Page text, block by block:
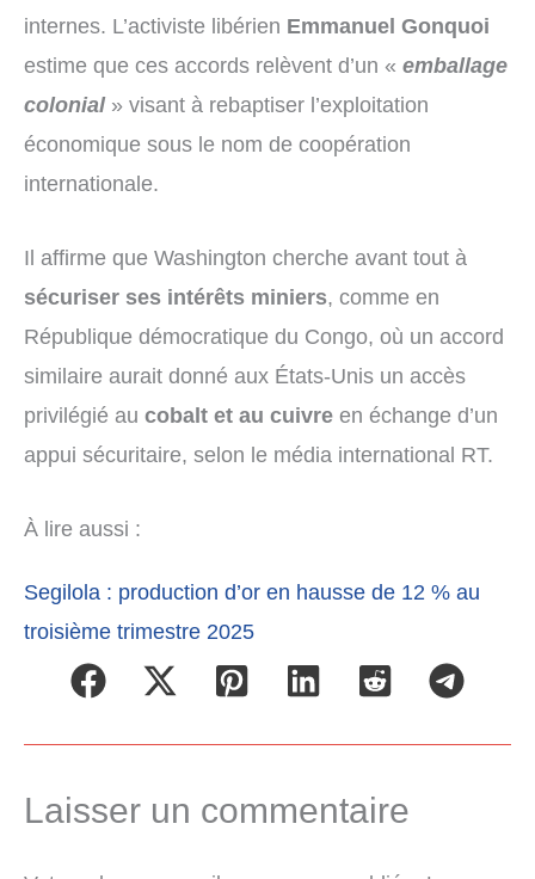
internes. L’activiste libérien Emmanuel Gonquoi
estime que ces accords relèvent d’un « emballage
colonial» visant à rebaptiser l’exploitation
économique sous le nom de coopération
internationale.
Il affirme que Washington cherche avant tout à
sécuriser ses intérêts miniers, comme en
République démocratique du Congo, où un accord
similaire aurait donné aux États-Unis un accès
privilégié au cobalt et au cuivre en échange d’un
appui sécuritaire, selon le média international RT.
À lire aussi :
Segilola : production d’or en hausse de 12 % au
troisième trimestre 2025
Laisser un commentaire